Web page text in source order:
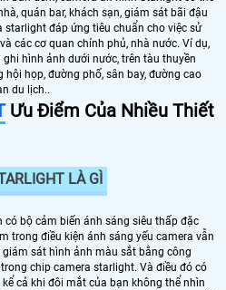
quán bar, khách sạn, giám sát bãi đậu
starlight đáp ứng tiêu chuẩn cho việc sử
các cơ quan chính phủ, nhà nước. Ví dụ,
hình ảnh dưới nước, trên tàu thuyền
hội họp, đường phố, sân bay, đường cao
du lịch..
Ưu Điểm Của Nhiều Thiết
LÀ GÌ
bộ cảm biến ánh sáng siêu thấp đặc
trong điều kiện ánh sáng yếu camera vẫn
sát hình ảnh màu sắt bằng công
chip camera starlight. Và điều đó có
cả khi đôi mắt của bạn không thể nhìn